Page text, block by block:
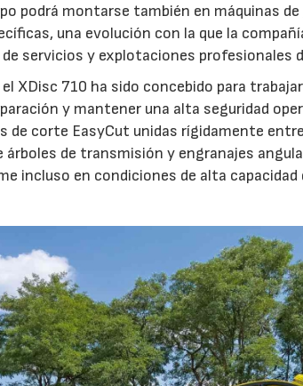
podrá montarse también en máquinas
una evolución con la que la
servicios y explotaciones profesionales
XDisc 710 ha sido concebido para
y mantener una alta seguridad
de corte EasyCut unidas rígidamente
de transmisión y engranajes
incluso en condiciones de alta